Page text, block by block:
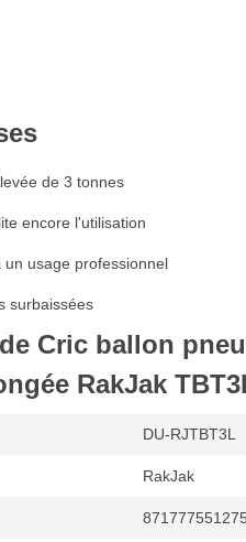
de 3 tonnes
encore l'utilisation
usage professionnel
surbaissées
Cric ballon
RakJak
DU-RJTBT3L
RakJak